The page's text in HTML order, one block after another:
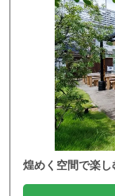
煌めく空間で楽